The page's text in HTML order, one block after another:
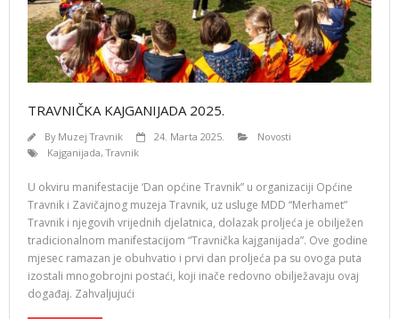
TRAVNIČKA KAJGANIJADA 2025.
By Muzej Travnik 24. Marta 2025.
Novosti
Kajganijada,Travnik
U okviru manifestacije ‘Dan općine Travnik” u organizaciji Općine
Travnik i Zavičajnog muzeja Travnik, uz usluge MDD “Merhamet”
Travnik i njegovih vrijednih djelatnica, dolazak proljeća je obilježen
tradicionalnom manifestacijom “Travnička kajganijada”. Ove godine
mjesec ramazan je obuhvatio i prvi dan proljeća pa su ovoga puta
izostali mnogobrojni postaći, koji inače redovno obilježavaju ovaj
događaj. Zahvaljujući